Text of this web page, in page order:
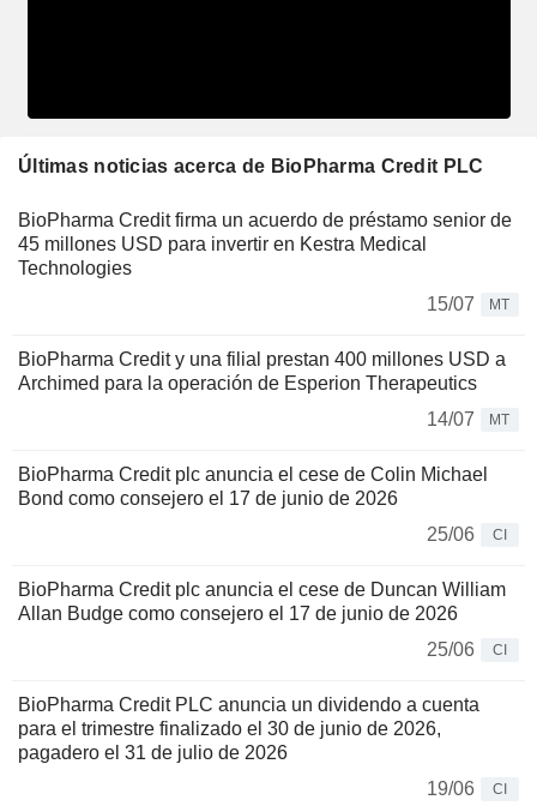
Últimas noticias acerca de BioPharma Credit PLC
BioPharma Credit firma un acuerdo de préstamo senior de
45 millones USD para invertir en Kestra Medical
Technologies
15/07
MT
BioPharma Credit y una filial prestan 400 millones USD a
Archimed para la operación de Esperion Therapeutics
14/07
MT
BioPharma Credit plc anuncia el cese de Colin Michael
Bond como consejero el 17 de junio de 2026
25/06
CI
BioPharma Credit plc anuncia el cese de Duncan William
Allan Budge como consejero el 17 de junio de 2026
25/06
CI
BioPharma Credit PLC anuncia un dividendo a cuenta
para el trimestre finalizado el 30 de junio de 2026,
pagadero el 31 de julio de 2026
19/06
CI